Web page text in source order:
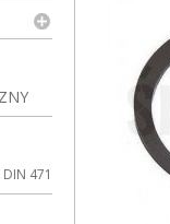
DIN 471